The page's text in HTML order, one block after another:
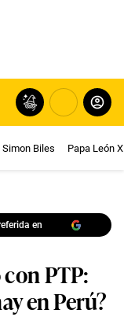
Simon Biles Papa León
en
PTP:
en Perú?